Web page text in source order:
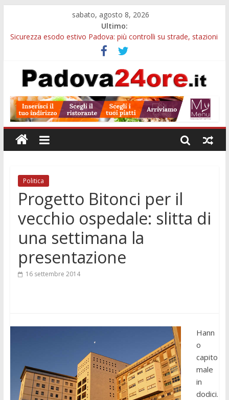
sabato, agosto 8, 2026
Ultimo:
Sicurezza esodo estivo Padova: più controlli su strade, stazioni
Calici di Stelle Arzergrande: astronomia, musica e sapori al
Casone Azzurro
Notizie di Padova alle ore 10: censimento a Monselice, arresto
Notizie di Padova alle ore 23: maltrattamenti, arresto a
Limena e progetto Cool Shop
Bando sicurezza urbana Veneto: 650mila euro per Comuni e
Polizie locali
Politica
Progetto Bitonci per il
vecchio ospedale: slitta di
una settimana la
presentazione
16 settembre 2014
Hann
o
capito
male
in
dodici.